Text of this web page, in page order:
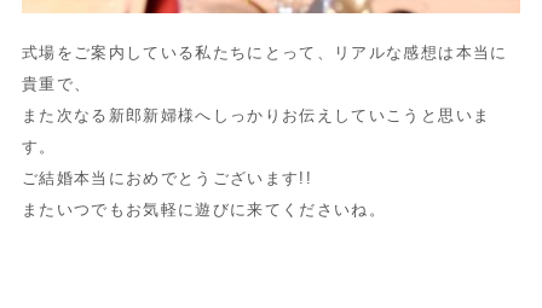
式場をご案内している私たちにとって、リアルな感想は本当に
貴重で、
また次なる新郎新婦様へしっかりお伝えしていこうと思いま
す。
ご結婚本当におめでとうございます!!
またいつでもお気軽に遊びに来てくださいね。